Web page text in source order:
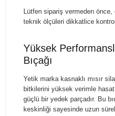
Lütfen sipariş vermeden önce,
teknik ölçüleri dikkatlice
Yüksek
Bıçağı
Yetik marka kasnaklı mısır
bitkilerini yüksek verimle
güçlü bir yedek parçadır. Bu
keskinliği sayesinde uzun